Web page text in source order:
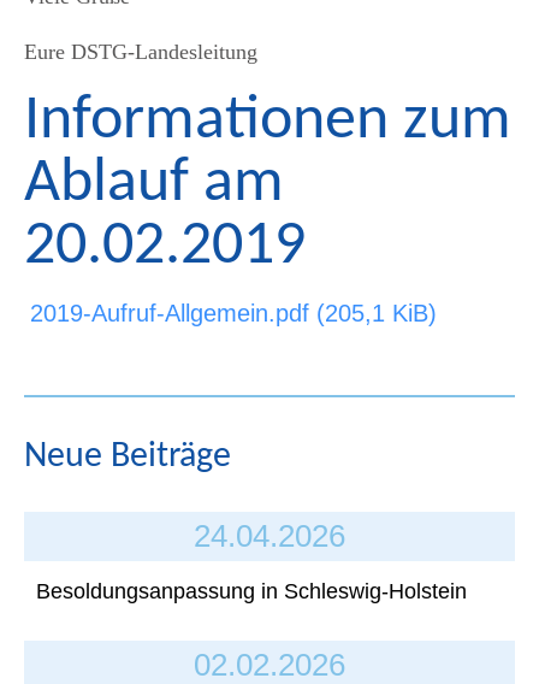
Eure DSTG-Landesleitung
Informationen zum
Ablauf am
20.02.2019
2019-Aufruf-Allgemein.pdf (205,1 KiB)
Neue Beiträge
24.04.2026
Besoldungsanpassung in Schleswig-Holstein
02.02.2026